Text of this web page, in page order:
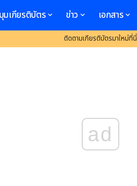
มุมเกียรติบัตร ข่าว เอกสาร
ติดตามเกียรติบัตรมาใหม่ที่นี่
ad